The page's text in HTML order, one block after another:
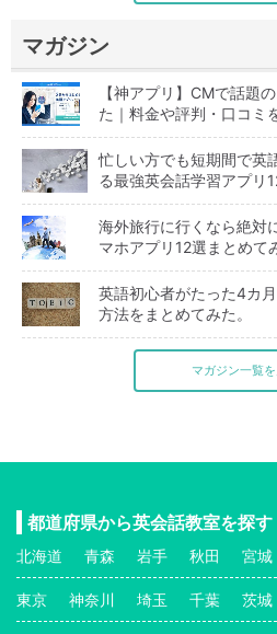
マガジン
【神アプリ】CMで話題
た｜料金や評判・口コミ
忙しい方でも短期間で英
る最強英会話学習アプリ
海外旅行に行くなら絶対
マホアプリ12選まとめて
英語初心者がたった4カ
方法をまとめてみた。
マガジン一覧
都道府県から英会話教室を探す
北海道 青森 岩手 秋田 宮城
東京 神奈川 埼玉 千葉 茨城